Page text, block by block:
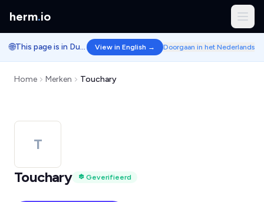
herm.io
🌐 This page is in Dutch. View in English → Doorgaan in het Nederlands
Home Merken Touchary
T
Touchary
Geverifieerd